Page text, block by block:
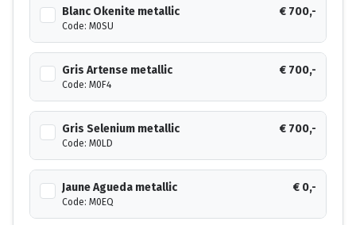
Blanc Okenite metallic
Code: M0SU
€ 700,-
Gris Artense metallic
Code: M0F4
€ 700,-
Gris Selenium metallic
Code: M0LD
€ 700,-
Jaune Agueda metallic
Code: M0EQ
€ 0,-